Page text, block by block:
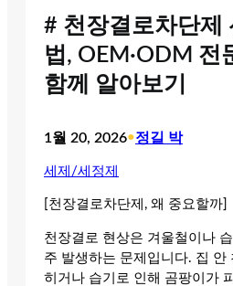
# 천장결로차단제
법, OEM·ODM 전
함께 알아보기
1월 20, 2026•정길 박
세제/세정제
[천장결로차단제, 왜 중요할까]
천장결로 현상은 겨울철이나
주 발생하는 문제입니다. 집 안
히거나 습기로 인해 곰팡이가